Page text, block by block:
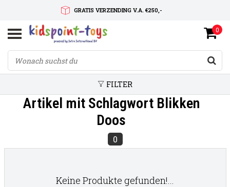
GRATIS VERZENDING V.A. €250,-
SNELLE LEVERTIJD
SERVICE OP MAAT
0
FILTER
Artikel mit Schlagwort Blikken
Doos
0
Keine Produkte gefunden!...